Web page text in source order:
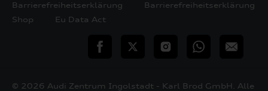
Barrierefreiheitserklärung
Barrierefreiheitserklärung
Shop
Eu Data Act
teilen Twitter InstagramWhatsApp
E-
© 2026 Audi Zentrum Ingolstadt - Karl Brod GmbH. Alle